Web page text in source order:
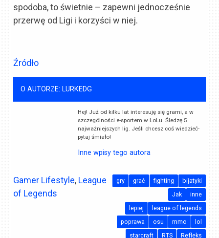
spodoba, to świetnie – zapewni jednocześnie
przerwę od Ligi i korzyści w niej.
Źródło
O AUTORZE: LURKEDG
Hej! Już od kilku lat interesuję się grami, a w
szczególności e-sportem w LoLu. Śledzę 5
najważniejszych lig. Jeśli chcesz coś wiedzieć-
pytaj śmiało!
Inne wpisy tego autora
Gamer Lifestyle, League
of Legends
bijatyki
fighting
grać
gry
inne
Jak
league of legends
lepiej
lol
mmo
osu
poprawa
Refleks
RTS
starcraft